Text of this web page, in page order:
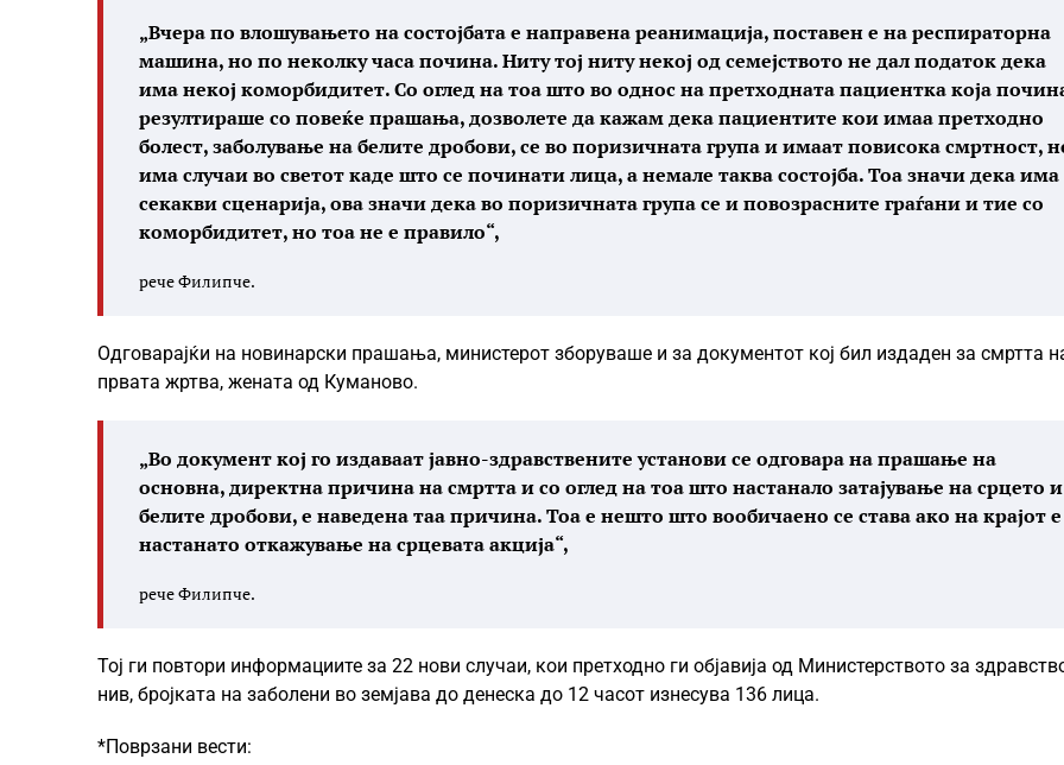
„Вчера по влошувањето на состојбата е направена реанимација, поставен е на респираторна
машина, но по неколку часа почина. Ниту тој ниту некој од семејството не дал податок дека
има некој коморбидитет. Со оглед на тоа што во однос на претходната пациентка која
резултираше со повеќе прашања, дозволете да кажам дека пациентите кои имаа претходно
болест, заболување на белите дробови, се во поризичната група и имаат повисока смртност,
има случаи во светот каде што се починати лица, а немале таква состојба. Тоа значи дека има
секакви сценарија, ова значи дека во поризичната група се и повозрасните граѓани и тие со
коморбидитет, но тоа не е правило“,
рече Филипче.
Одговарајќи на новинарски прашања, министерот зборуваше и за документот кој бил издаден за смртта
првата жртва, жената од Куманово.
„Во документ кој го издаваат јавно-здравствените установи се одговара на прашање на
основна, директна причина на смртта и со оглед на тоа што настанало затајување на срцето и
белите дробови, е наведена таа причина. Тоа е нешто што вообичаено се става ако на крајот е
настанато откажување на срцевата акција“,
рече Филипче.
Тој ги повтори информациите за 22 нови случаи, кои претходно ги објавија од Министерството за
нив, бројката на заболени во земјава до денеска до 12 часот изнесува 136 лица.
*Поврзани вести: